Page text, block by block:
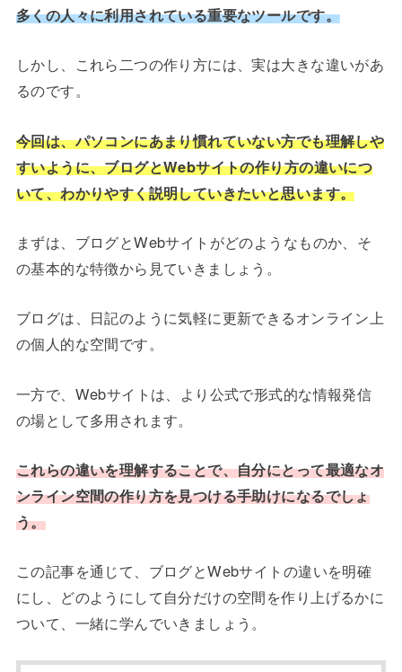
多くの人々に利用されている重要なツールです。
しかし、これら二つの作り方には、実は大きな違いがあ
るのです。
今回は、パソコンにあまり慣れていない方でも理解しや
すいように、ブログとWebサイトの作り方の違いにつ
いて、わかりやすく説明していきたいと思います。
まずは、ブログとWebサイトがどのようなものか、そ
の基本的な特徴から見ていきましょう。
ブログは、日記のように気軽に更新できるオンライン上
の個人的な空間です。
一方で、Webサイトは、より公式で形式的な情報発信
の場として多用されます。
これらの違いを理解することで、自分にとって最適なオ
ンライン空間の作り方を見つける手助けになるでしょ
う。
この記事を通じて、ブログとWebサイトの違いを明確
にし、どのようにして自分だけの空間を作り上げるかに
ついて、一緒に学んでいきましょう。